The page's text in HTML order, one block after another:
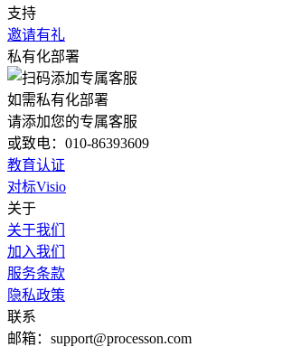
支持
邀请有礼
私有化部署
如需私有化部署
请添加您的专属客服
或致电：010-86393609
教育认证
对标Visio
关于
关于我们
加入我们
服务条款
隐私政策
联系
邮箱：support@processon.com